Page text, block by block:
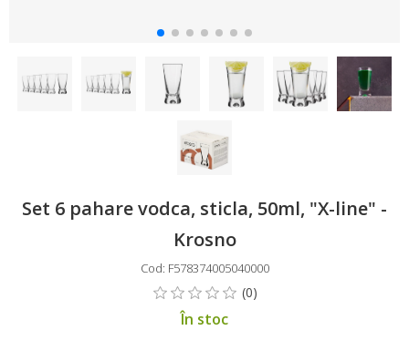
Set 6 pahare vodca, sticla, 50ml, "X-line" -
Krosno
Cod: F578374005040000
În stoc